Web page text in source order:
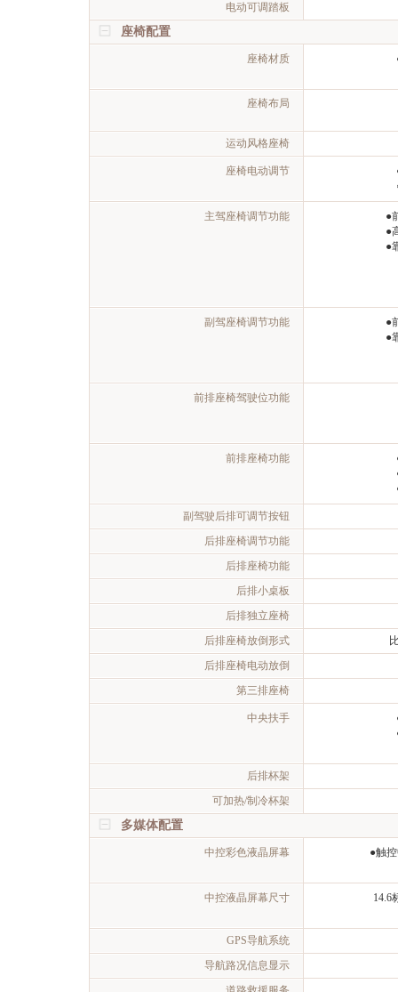
电动可调踏板
座椅配置
座椅材质
座椅布局
运动风格座椅
座椅电动调节
主驾座椅调节功能
●
●
●
副驾座椅调节功能
●
●
前排座椅驾驶位功能
前排座椅功能
副驾驶后排可调节按钮
后排座椅调节功能
后排座椅功能
后排小桌板
后排独立座椅
后排座椅放倒形式
后排座椅电动放倒
第三排座椅
中央扶手
后排杯架
可加热/制冷杯架
多媒体配置
中控彩色液晶屏幕 ●触
中控液晶屏幕尺寸 14.6
GPS导航系统
导航路况信息显示